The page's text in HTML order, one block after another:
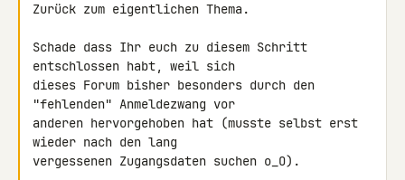
Zurück zum eigentlichen Thema.
Schade dass Ihr euch zu diesem Schritt
entschlossen habt, weil sich
dieses Forum bisher besonders durch den
"fehlenden" Anmeldezwang vor
anderen hervorgehoben hat (musste selbst erst
wieder nach den lang
vergessenen Zugangsdaten suchen o_O).